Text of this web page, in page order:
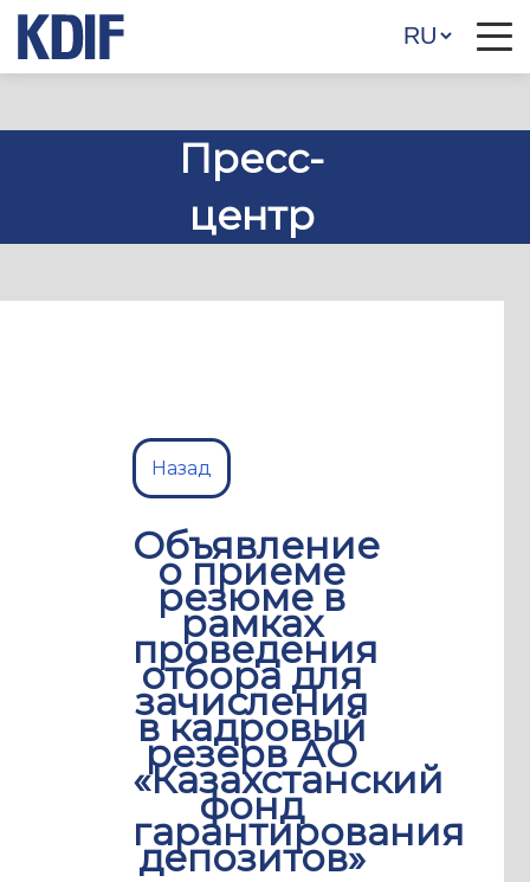
Пресс-
центр
Назад
Объявление
о приеме
резюме в
рамках
проведения
отбора для
зачисления
в кадровый
резерв АО
«Казахстанский
фонд
гарантирования
депозитов»